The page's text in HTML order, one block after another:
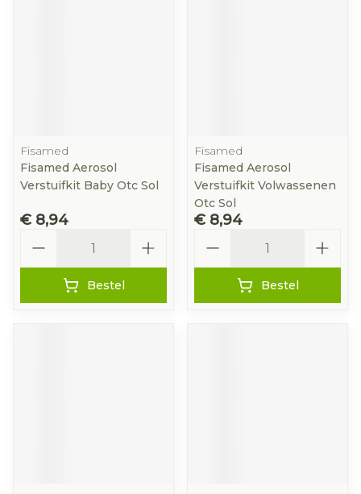
Fisamed
Fisamed Aerosol
Verstuifkit Baby Otc Sol
€ 8,94
Bestel
Fisamed
Fisamed Aerosol
Verstuifkit Volwassenen
Otc Sol
€ 8,94
Bestel